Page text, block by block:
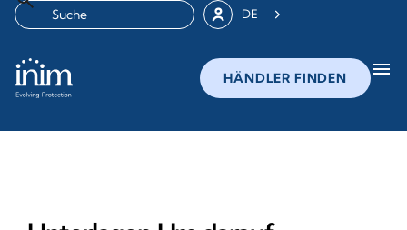
DE
HÄNDLER FINDEN menu